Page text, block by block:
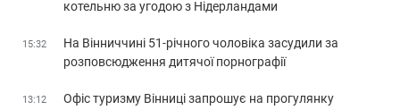
котельню за угодою з Нідерландами
15:32
На Вінниччині 51-річного чоловіка засудили за
розповсюдження дитячої порнографії
13:12
Офіс туризму Вінниці запрошує на прогулянку